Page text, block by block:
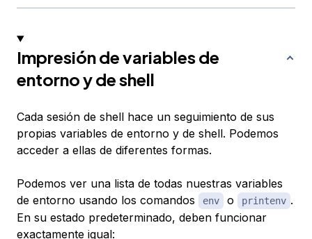
Impresión de variables de
entorno y de shell
Cada sesión de shell hace un seguimiento de sus
propias variables de entorno y de shell. Podemos
acceder a ellas de diferentes formas.
Podemos ver una lista de todas nuestras variables
de entorno usando los comandos
env o printenv .
En su estado predeterminado, deben funcionar
exactamente igual: